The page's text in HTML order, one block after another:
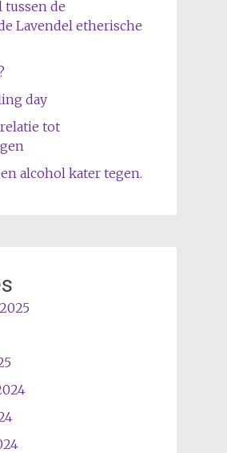
tussen de
Lavendel etherische
day
relatie tot
alcohol kater tegen.